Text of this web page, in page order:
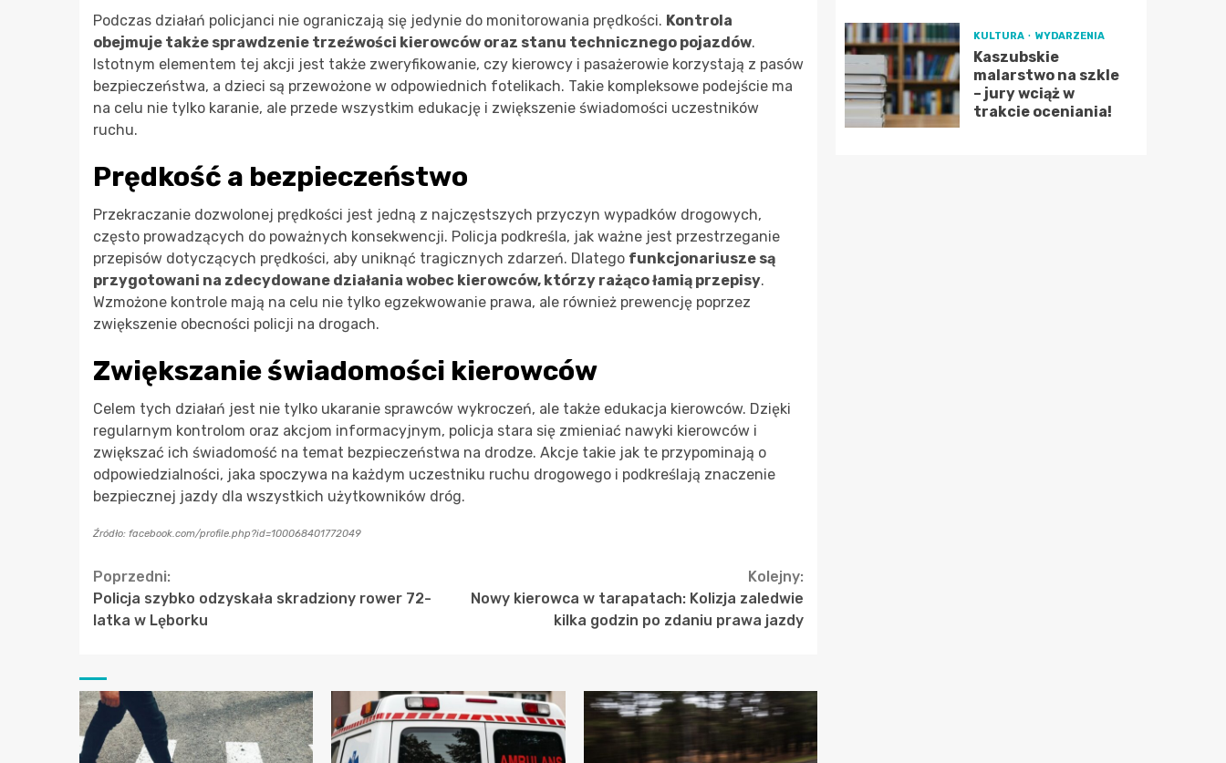
Podczas działań policjanci nie ograniczają się jedynie do monitorowania prędkości. Kontrola
obejmuje także sprawdzenie trzeźwości kierowców oraz stanu technicznego pojazdów.
Istotnym elementem tej akcji jest także zweryfikowanie, czy kierowcy i pasażerowie korzystają z pasów
bezpieczeństwa, a dzieci są przewożone w odpowiednich fotelikach. Takie kompleksowe podejście ma
na celu nie tylko karanie, ale przede wszystkim edukację i zwiększenie świadomości uczestników
ruchu.
Prędkość a bezpieczeństwo
Przekraczanie dozwolonej prędkości jest jedną z najczęstszych przyczyn wypadków drogowych,
często prowadzących do poważnych konsekwencji. Policja podkreśla, jak ważne jest przestrzeganie
przepisów dotyczących prędkości, aby uniknąć tragicznych zdarzeń. Dlatego funkcjonariusze są
przygotowani na zdecydowane działania wobec kierowców, którzy rażąco łamią przepisy.
Wzmożone kontrole mają na celu nie tylko egzekwowanie prawa, ale również prewencję poprzez
zwiększenie obecności policji na drogach.
Zwiększanie świadomości kierowców
Celem tych działań jest nie tylko ukaranie sprawców wykroczeń, ale także edukacja kierowców. Dzięki
regularnym kontrolom oraz akcjom informacyjnym, policja stara się zmieniać nawyki kierowców i
zwiększać ich świadomość na temat bezpieczeństwa na drodze. Akcje takie jak te przypominają o
odpowiedzialności, jaka spoczywa na każdym uczestniku ruchu drogowego i podkreślają znaczenie
bezpiecznej jazdy dla wszystkich użytkowników dróg.
Źródło: facebook.com/profile.php?id=100068401772049
Continue
Reading
Poprzedni:
Policja szybko odzyskała skradziony rower 72-
latka w Lęborku
Kolejny:
Nowy kierowca w tarapatach: Kolizja zaledwie
kilka godzin po zdaniu prawa jazdy
KULTURA WYDARZENIA
Kaszubskie
malarstwo na szkle
– jury wciąż w
trakcie oceniania!